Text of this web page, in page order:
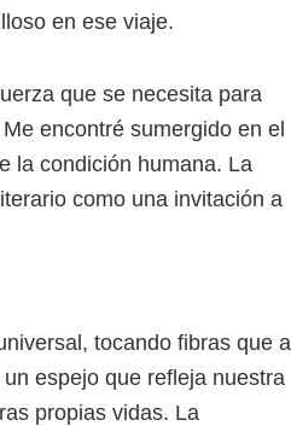
en ese viaje.
que se necesita para
encontré sumergido en el
la condición humana. La
como una invitación a
tocando fibras que a
espejo que refleja nuestra
propias vidas. La